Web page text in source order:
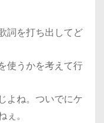
詞を打ち出してど
使うかを考えて行
よね。ついでにケ
。